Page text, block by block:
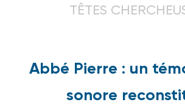
TÊTES
Abbé Pierre : un
sonore